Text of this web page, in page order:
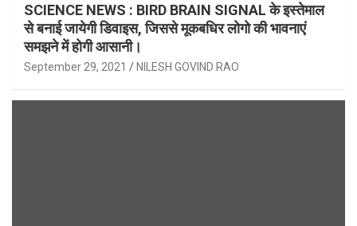
SCIENCE NEWS : BIRD BRAIN SIGNAL के इस्तेमाल
से बनाई जायेगी डिवाइस, जिससे मूकबधिर लोगो की भावनाएं
समझने में होगी आसानी।
September 29, 2021 NILESH GOVIND RAO